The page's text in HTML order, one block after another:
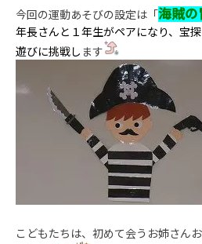
今回の運動あそびの設定は「海賊の
年長さんと１年生がペアになり、宝
遊びに挑戦し ます
こどもたちは、初めて会うお姉さん